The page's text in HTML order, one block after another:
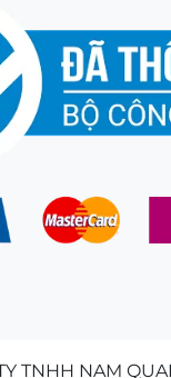
TNHH NAM